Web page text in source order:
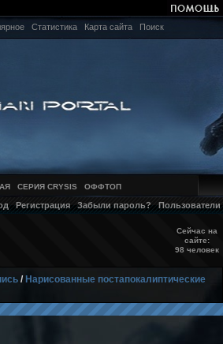
Статистика Карта сайта Поиск
СЕРИЯ CRYSIS ОФФТОП
Регистрация Забыли пароль? Пользователи
Сейчас на
сайте:
98 человек
/ Нарисованные постапокалиптические